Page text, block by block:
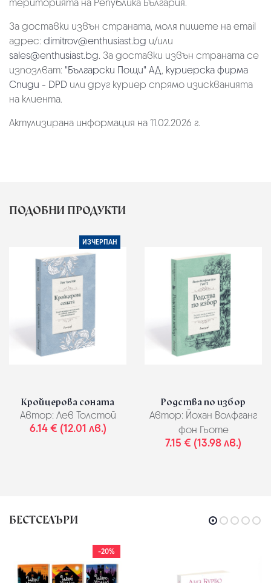
За доставки извън страната, моля пишете на email
адрес: dimitrov@enthusiast.bg и/или
sales@enthusiast.bg. За доставки извън страната се
изпозлват: "Български Пощи" АД, куриерска фирма
Спиди - DPD или друг куриер спрямо изискванията
на клиента.
Актулизирана информация на 11.02.2026 г.
ПОДОБНИ ПРОДУКТИ
ИЗЧЕРПАН
Кройцерова соната
Автор: Лев Толстой
6.14 € (12.01 лв.)
Родства по избор
Автор: Йохан Волфганг
фон Гьоте
7.15 € (13.98 лв.)
БЕСТСЕЛЪРИ
-20%